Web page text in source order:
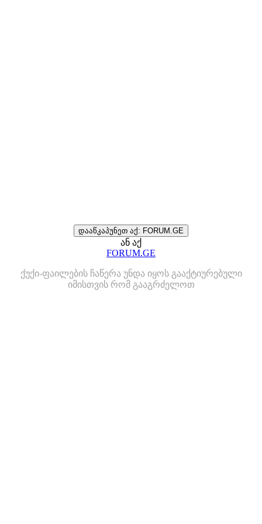
დააწკაპუნეთ აქ: FORUM.GE
ან აქ
FORUM.GE
ქუქი-ფაილების ჩაწერა უნდა იყოს გააქტიურებული
იმისთვის რომ გააგრძელოთ